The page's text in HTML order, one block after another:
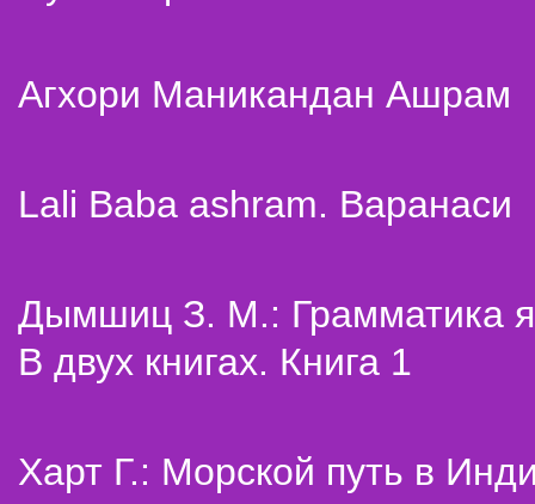
Агхори Маникандан Ашрам
Lali Baba ashram. Варанаси
Дымшиц З. М.: Грамматика
В двух книгах. Книга 1
Харт Г.: Морской путь в